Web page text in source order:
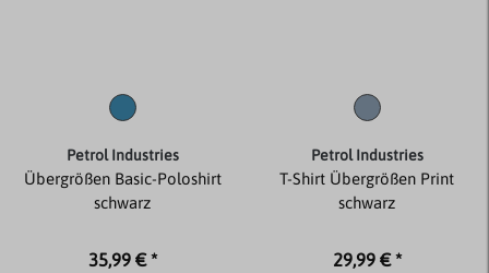
Petrol Industries
Übergrößen Basic-Poloshirt
schwarz
35,99 € *
Petrol Industries
T-Shirt Übergrößen Print
schwarz
29,99 € *